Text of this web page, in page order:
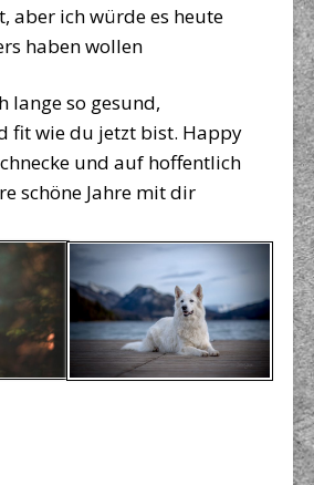
aber ich würde es heute
haben wollen
lange so gesund,
fit wie du jetzt bist. Happy
und auf hoffentlich
schöne Jahre mit dir